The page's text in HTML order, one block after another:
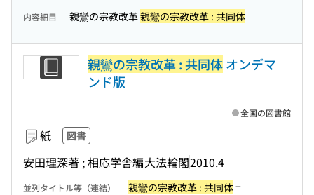
内容細目 親鸞の宗教改革親鸞の宗教改革 : 共同体
親鸞の宗教改革 : 共同体オンデマ
ンド版
紙 図書
安田理深著 ; 相応学舎編大法輪閣2010.4
全国の図書館
並列タイトル等（連結） 親鸞の宗教改革 : 共同体=